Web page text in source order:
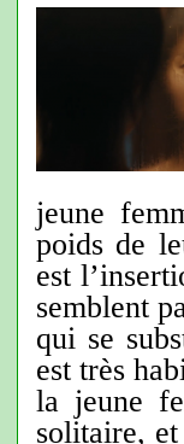
jeune
poids de
est
semblent
qui se
est très
la jeune
solitaire,